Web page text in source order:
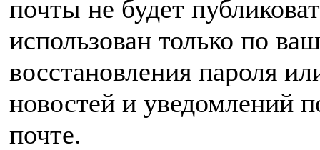
почты не будет
использован только по
восстановления пароля
новостей и уведомлений
почте.